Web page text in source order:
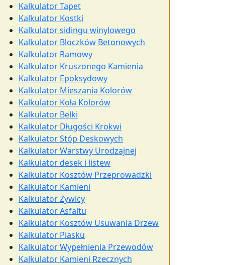
Kalkulator Tapet
Kalkulator Kostki
Kalkulator sidingu winylowego
Kalkulator Bloczków Betonowych
Kalkulator Ramowy
Kalkulator Kruszonego Kamienia
Kalkulator Epoksydowy
Kalkulator Mieszania Kolorów
Kalkulator Koła Kolorów
Kalkulator Belki
Kalkulator Długości Krokwi
Kalkulator Stóp Deskowych
Kalkulator Warstwy Urodzajnej
Kalkulator desek i listew
Kalkulator Kosztów Przeprowadzki
Kalkulator Kamieni
Kalkulator Żywicy
Kalkulator Asfaltu
Kalkulator Kosztów Usuwania Drzew
Kalkulator Piasku
Kalkulator Wypełnienia Przewodów
Kalkulator Kamieni Rzecznych